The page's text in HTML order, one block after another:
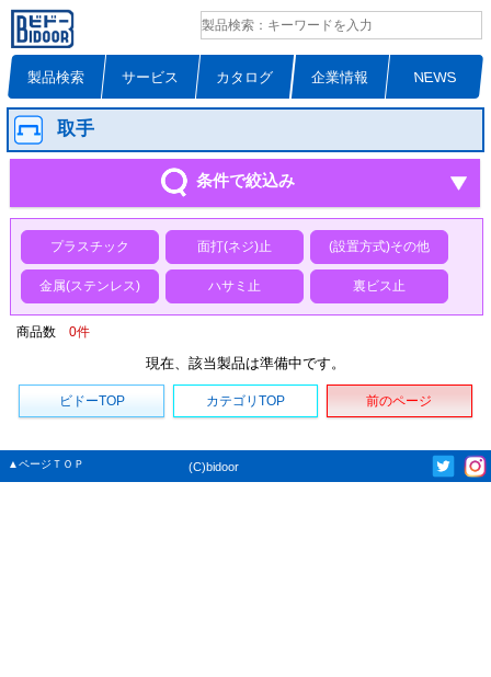
製品検索 サービス カタログ 企業情報 NEWS
取手
条件で絞込み
プラスチック 面打(ネジ)止 (設置方式)その他
金属(ステンレス) ハサミ止 裏ビス止
商品数 0件
現在、該当製品は準備中です。
ビドーTOP カテゴリTOP 前のページ
▲ページＴＯＰ (C)bidoor